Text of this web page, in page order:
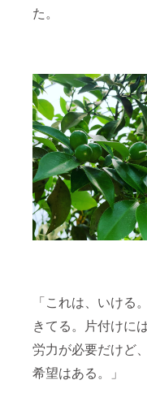
た。
「これは、いける
きてる。片付けに
労力が必要だけど
希望はある。」